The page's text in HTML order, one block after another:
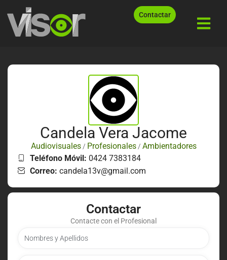
Contactar
Candela Vera Jacome
Audiovisuales/ Profesionales/ Ambientadores
Teléfono Móvil: 0424 7383184
Correo: candela13v@gmail.com
Contactar
Contacte con el Profesional